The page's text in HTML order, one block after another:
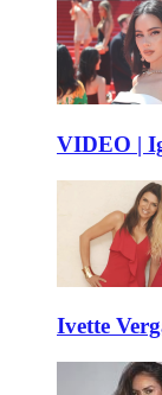
VIDEO |
Ivette